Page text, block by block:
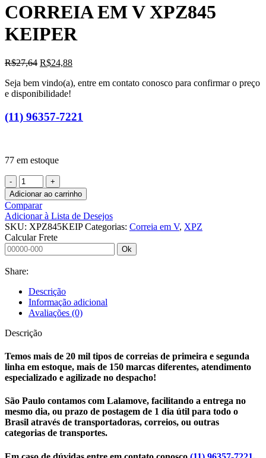
CORREIA EM V XPZ845
KEIPER
R$27,64 R$24,88
Seja bem vindo(a), entre em contato conosco para confirmar o preço
e disponibilidade!
(11) 96357-7221
77 em estoque
Adicionar ao carrinho
Comparar
Adicionar à Lista de Desejos
SKU: XPZ845KEIPCategorias: Correia em V, XPZ
Calcular Frete
Ok
Share:
Descrição
Informação adicional
Avaliações (0)
Descrição
Temos mais de 20 mil tipos de correias de primeira e segunda
linha em estoque, mais de 150 marcas diferentes, atendimento
especializado e agilizade no despacho!
São Paulo contamos com Lalamove, facilitando a entrega no
mesmo dia, ou prazo de postagem de 1 dia útil para todo o
Brasil através de transportadoras, correios, ou outras
categorias de transportes.